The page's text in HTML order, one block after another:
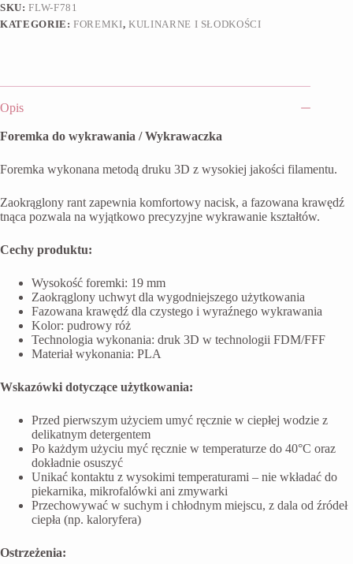
SKU:FLW-F781
KATEGORIE:FOREMKI,KULINARNE I SŁODKOŚCI
Opis
Foremka do wykrawania / Wykrawaczka
Foremka wykonana metodą druku 3D z wysokiej jakości filamentu.
Zaokrąglony rant zapewnia komfortowy nacisk, a fazowana krawędź
tnąca pozwala na wyjątkowo precyzyjne wykrawanie kształtów.
Cechy produktu:
Wysokość foremki: 19 mm
Zaokrąglony uchwyt dla wygodniejszego użytkowania
Fazowana krawędź dla czystego i wyraźnego wykrawania
Kolor: pudrowy róż
Technologia wykonania: druk 3D w technologii FDM/FFF
Materiał wykonania: PLA
Wskazówki dotyczące użytkowania:
Przed pierwszym użyciem umyć ręcznie w ciepłej wodzie z
delikatnym detergentem
Po każdym użyciu myć ręcznie w temperaturze do 40°C oraz
dokładnie osuszyć
Unikać kontaktu z wysokimi temperaturami – nie wkładać do
piekarnika, mikrofalówki ani zmywarki
Przechowywać w suchym i chłodnym miejscu, z dala od źródeł
ciepła (np. kaloryfera)
Ostrzeżenia: